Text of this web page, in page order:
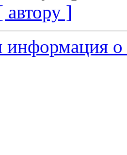
автору ]
информация